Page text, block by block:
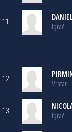
11
Igrač
12
Vratar
13
Igrač